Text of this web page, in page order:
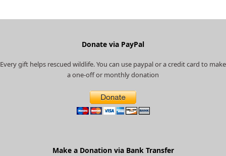
p
c
r
Donate via PayPal
Every gift helps rescued wildlife. You can use paypal or a credit card to make
a one-off or monthly donation
Make a Donation via Bank Transfer